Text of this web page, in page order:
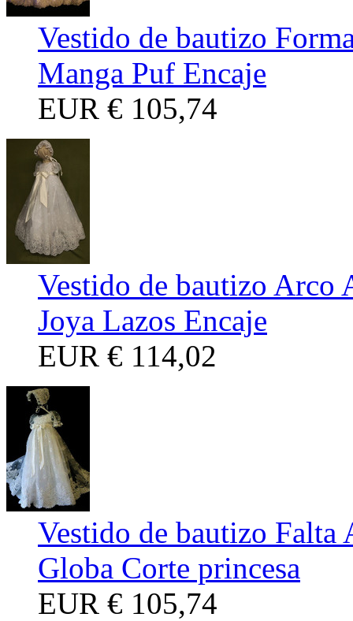
Vestido de bautizo
Manga Puf Encaje
EUR € 105,74
Vestido de bautizo Arco
Joya Lazos Encaje
EUR € 114,02
Vestido de bautizo Falta
Globa Corte princesa
EUR € 105,74